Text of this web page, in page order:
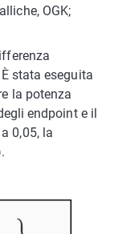
OGK;
stata eseguita
la potenza
endpoint e il
0,05, la